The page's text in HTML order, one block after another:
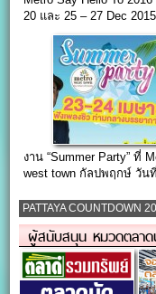
20 และ 25 – 27 Dec
งาน “Summer Party” ที่
west town กัลปพฤกษ์ วัน
PATTAYA COUNTDOWN
ผู้สนับสนุน หมวดตลา